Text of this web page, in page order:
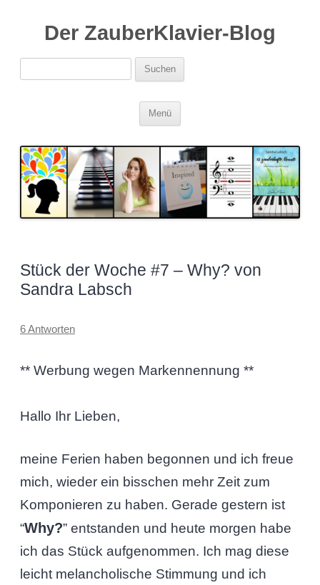
Der ZauberKlavier-Blog
Suchen
nach:
Menü
Stück der Woche #7 – Why? von
Sandra Labsch
6 Antworten
** Werbung wegen Markennennung **
Hallo Ihr Lieben,
meine Ferien haben begonnen und ich freue
mich, wieder ein bisschen mehr Zeit zum
Komponieren zu haben. Gerade gestern ist
“Why?” entstanden und heute morgen habe
ich das Stück aufgenommen. Ich mag diese
leicht melancholische Stimmung und ich